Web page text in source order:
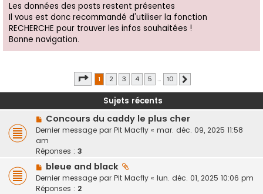
Les données des posts restent présentes
Il vous est donc recommandé d'utiliser la fonction
RECHERCHE pour trouver les infos souhaitées !
Bonne navigation.
Page 1sur10
1 2 3 4 5 … 10
Sujets récents
Concours du caddy le plus cher
Dernier message par Pit Macfly « mar. déc. 09, 2025 11:58
am
Réponses : 3
bleue and black
Dernier message par Pit Macfly « lun. déc. 01, 2025 10:06 pm
Réponses : 2